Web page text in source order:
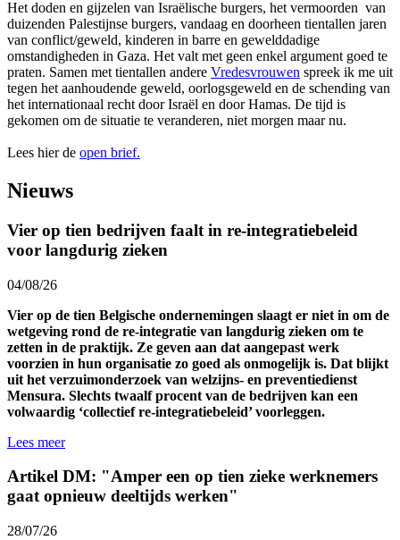
Het doden en gijzelen van Israëlische burgers, het vermoorden van
duizenden Palestijnse burgers, vandaag en doorheen tientallen jaren
van conflict/geweld, kinderen in barre en gewelddadige
omstandigheden in Gaza. Het valt met geen enkel argument goed te
praten. Samen met tientallen andere Vredesvrouwen spreek ik me uit
tegen het aanhoudende geweld, oorlogsgeweld en de schending van
het internationaal recht door Israël en door Hamas. De tijd is
gekomen om de situatie te veranderen, niet morgen maar nu.
Lees hier de open brief.
Nieuws
Vier op tien bedrijven faalt in re-integratiebeleid
voor langdurig zieken
04/08/26
Vier op de tien Belgische ondernemingen slaagt er niet in om de
wetgeving rond de re-integratie van langdurig zieken om te
zetten in de praktijk. Ze geven aan dat aangepast werk
voorzien in hun organisatie zo goed als onmogelijk is. Dat blijkt
uit het verzuimonderzoek van welzijns- en preventiedienst
Mensura. Slechts twaalf procent van de bedrijven kan een
volwaardig ‘collectief re-integratiebeleid’ voorleggen.
Lees meer
Artikel DM: "Amper een op tien zieke werknemers
gaat opnieuw deeltijds werken"
28/07/26